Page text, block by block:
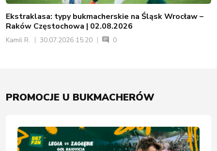
Ekstraklasa: typy bukmacherskie na Śląsk Wrocław –
Raków Częstochowa | 02.08.2026
Kamil R. 30.07.2026 15:20 0
PROMOCJE U BUKMACHERÓW